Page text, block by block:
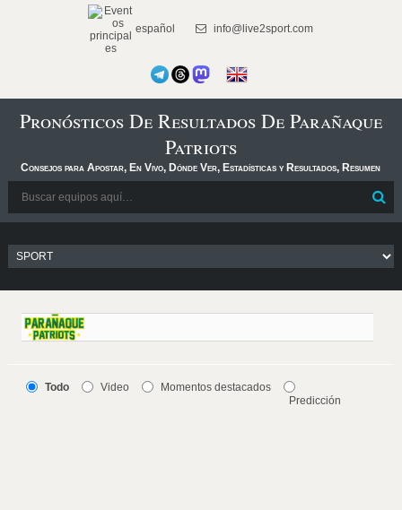
español info@live2sport.com
Pronósticos De Resultados De Parañaque
Patriots
Consejos para Apostar, En Vivo, Dónde Ver, Estadísticas y Resultados, Resumen
Todo Video
Momentos destacados
Predicción